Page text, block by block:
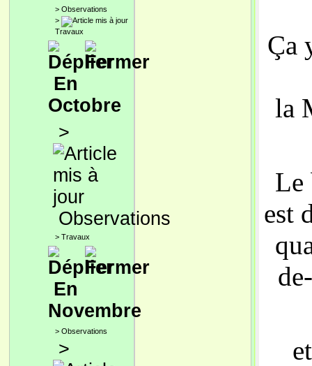
> Observations
>
Travaux
En
Octobre
>
Observations
> Travaux
En
Novembre
> Observations
>
Ça
la
Le
est